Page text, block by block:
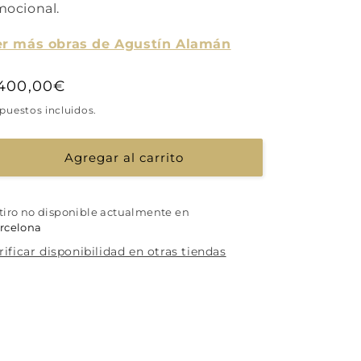
más obras de Agustín Alamán
incluidos.
Agregar al carrito
no disponible actualmente en
disponibilidad en otras tiendas